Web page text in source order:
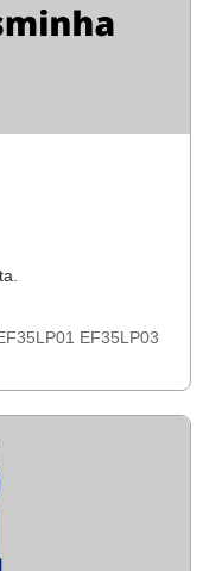
EF35LP03